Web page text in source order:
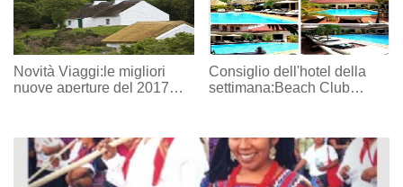
Novità Viaggi:le migliori
nuove aperture del 2017
Consiglio dell'hotel della
settimana:Beach Club